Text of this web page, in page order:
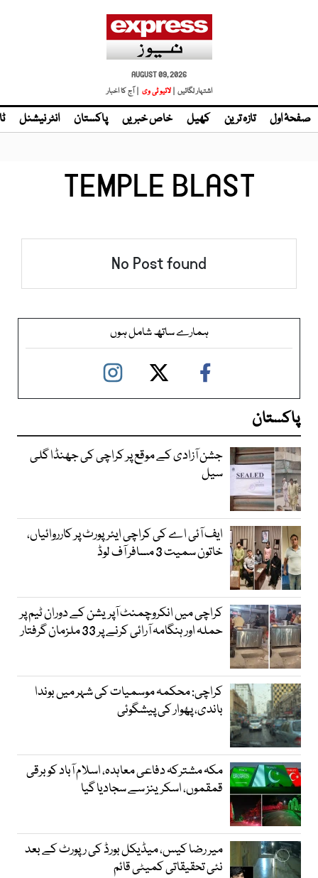
AUGUST 09, 2026
اشتہار لگائیں | لائیو ٹی وی | آج کا اخبار
صفحۂ اول تازہ ترین کھیل خاص خبریں پاکستان انٹر نیشنل
TEMPLE BLAST
No Post found
ہمارے ساتھ شامل ہوں
پاکستان
جشن آزادی کے موقع پر کراچی کی جھنڈا گلی
سیل
ایف آئی اے کی کراچی ایئرپورٹ پر کارروائیاں،
خاتون سمیت 3 مسافر آف لوڈ
کراچی میں انکروچمنٹ آپریشن کے دوران ٹیم پر
حملہ اور ہنگامہ آرائی کرنے پر 33 ملزمان گرفتار
کراچی: محکمہ موسمیات کی شہر میں بوندا
باندی، پھوار کی پیشگوئی
مکہ مشترکہ دفاعی معاہدہ، اسلام آباد کو برقی
قمقموں، اسکرینز سے سجادیا گیا
میر رضا کیس، میڈیکل بورڈ کی رپورٹ کے بعد
نئی تحقیقاتی کمیٹی قائم